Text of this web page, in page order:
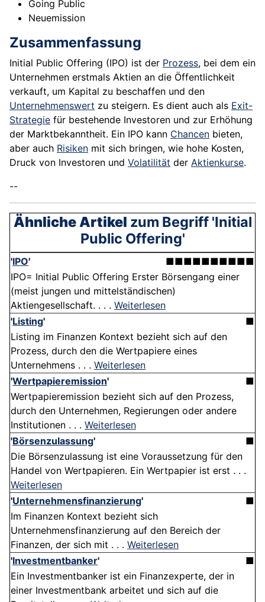
Going Public
Neuemission
Zusammenfassung
Initial Public Offering (IPO) ist der Prozess, bei dem ein
Unternehmen erstmals Aktien an die Öffentlichkeit
verkauft, um Kapital zu beschaffen und den
Unternehmenswert zu steigern. Es dient auch als Exit-
Strategie für bestehende Investoren und zur Erhöhung
der Marktbekanntheit. Ein IPO kann Chancen bieten,
aber auch Risiken mit sich bringen, wie hohe Kosten,
Druck von Investoren und Volatilität der Aktienkurse.
--
Ähnliche Artikel zum Begriff 'Initial
Public Offering'
'IPO'
■■■■■■■■■■
IPO= Initial Public Offering Erster Börsengang einer
(meist jungen und mittelständischen)
Aktiengesellschaft. . . . Weiterlesen
'Listing'
■
Listing im Finanzen Kontext bezieht sich auf den
Prozess, durch den die Wertpapiere eines
Unternehmens . . . Weiterlesen
'Wertpapieremission'
■
Wertpapieremission bezieht sich auf den Prozess,
durch den Unternehmen, Regierungen oder andere
Institutionen . . . Weiterlesen
'Börsenzulassung'
■
Die Börsenzulassung ist eine Voraussetzung für den
Handel von Wertpapieren. Ein Wertpapier ist erst . . .
Weiterlesen
'Unternehmensfinanzierung'
■
Im Finanzen Kontext bezieht sich
Unternehmensfinanzierung auf den Bereich der
Finanzen, der sich mit . . . Weiterlesen
'Investmentbanker'
■
Ein Investmentbanker ist ein Finanzexperte, der in
einer Investmentbank arbeitet und sich auf die